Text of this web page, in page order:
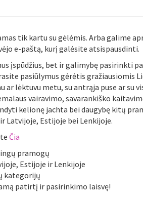
tik kartu su gėlėmis. Arba galime
e-paštą, kurį galėsite atsispausdinti.
įspūdžius, bet ir galimybę pasirinkti
pasiūlymus gėrėtis gražiausiomis
lėktuvu metu, su antrąja puse ar su
vairavimo, savarankiško
kelionę jachta bei daugybę kitų
Latvijoje, Estijoje bei Lenkijoje.
Čia
pramogų
Estijoje ir Lenkijoje
kategorijų
patirtį ir pasirinkimo laisvę!